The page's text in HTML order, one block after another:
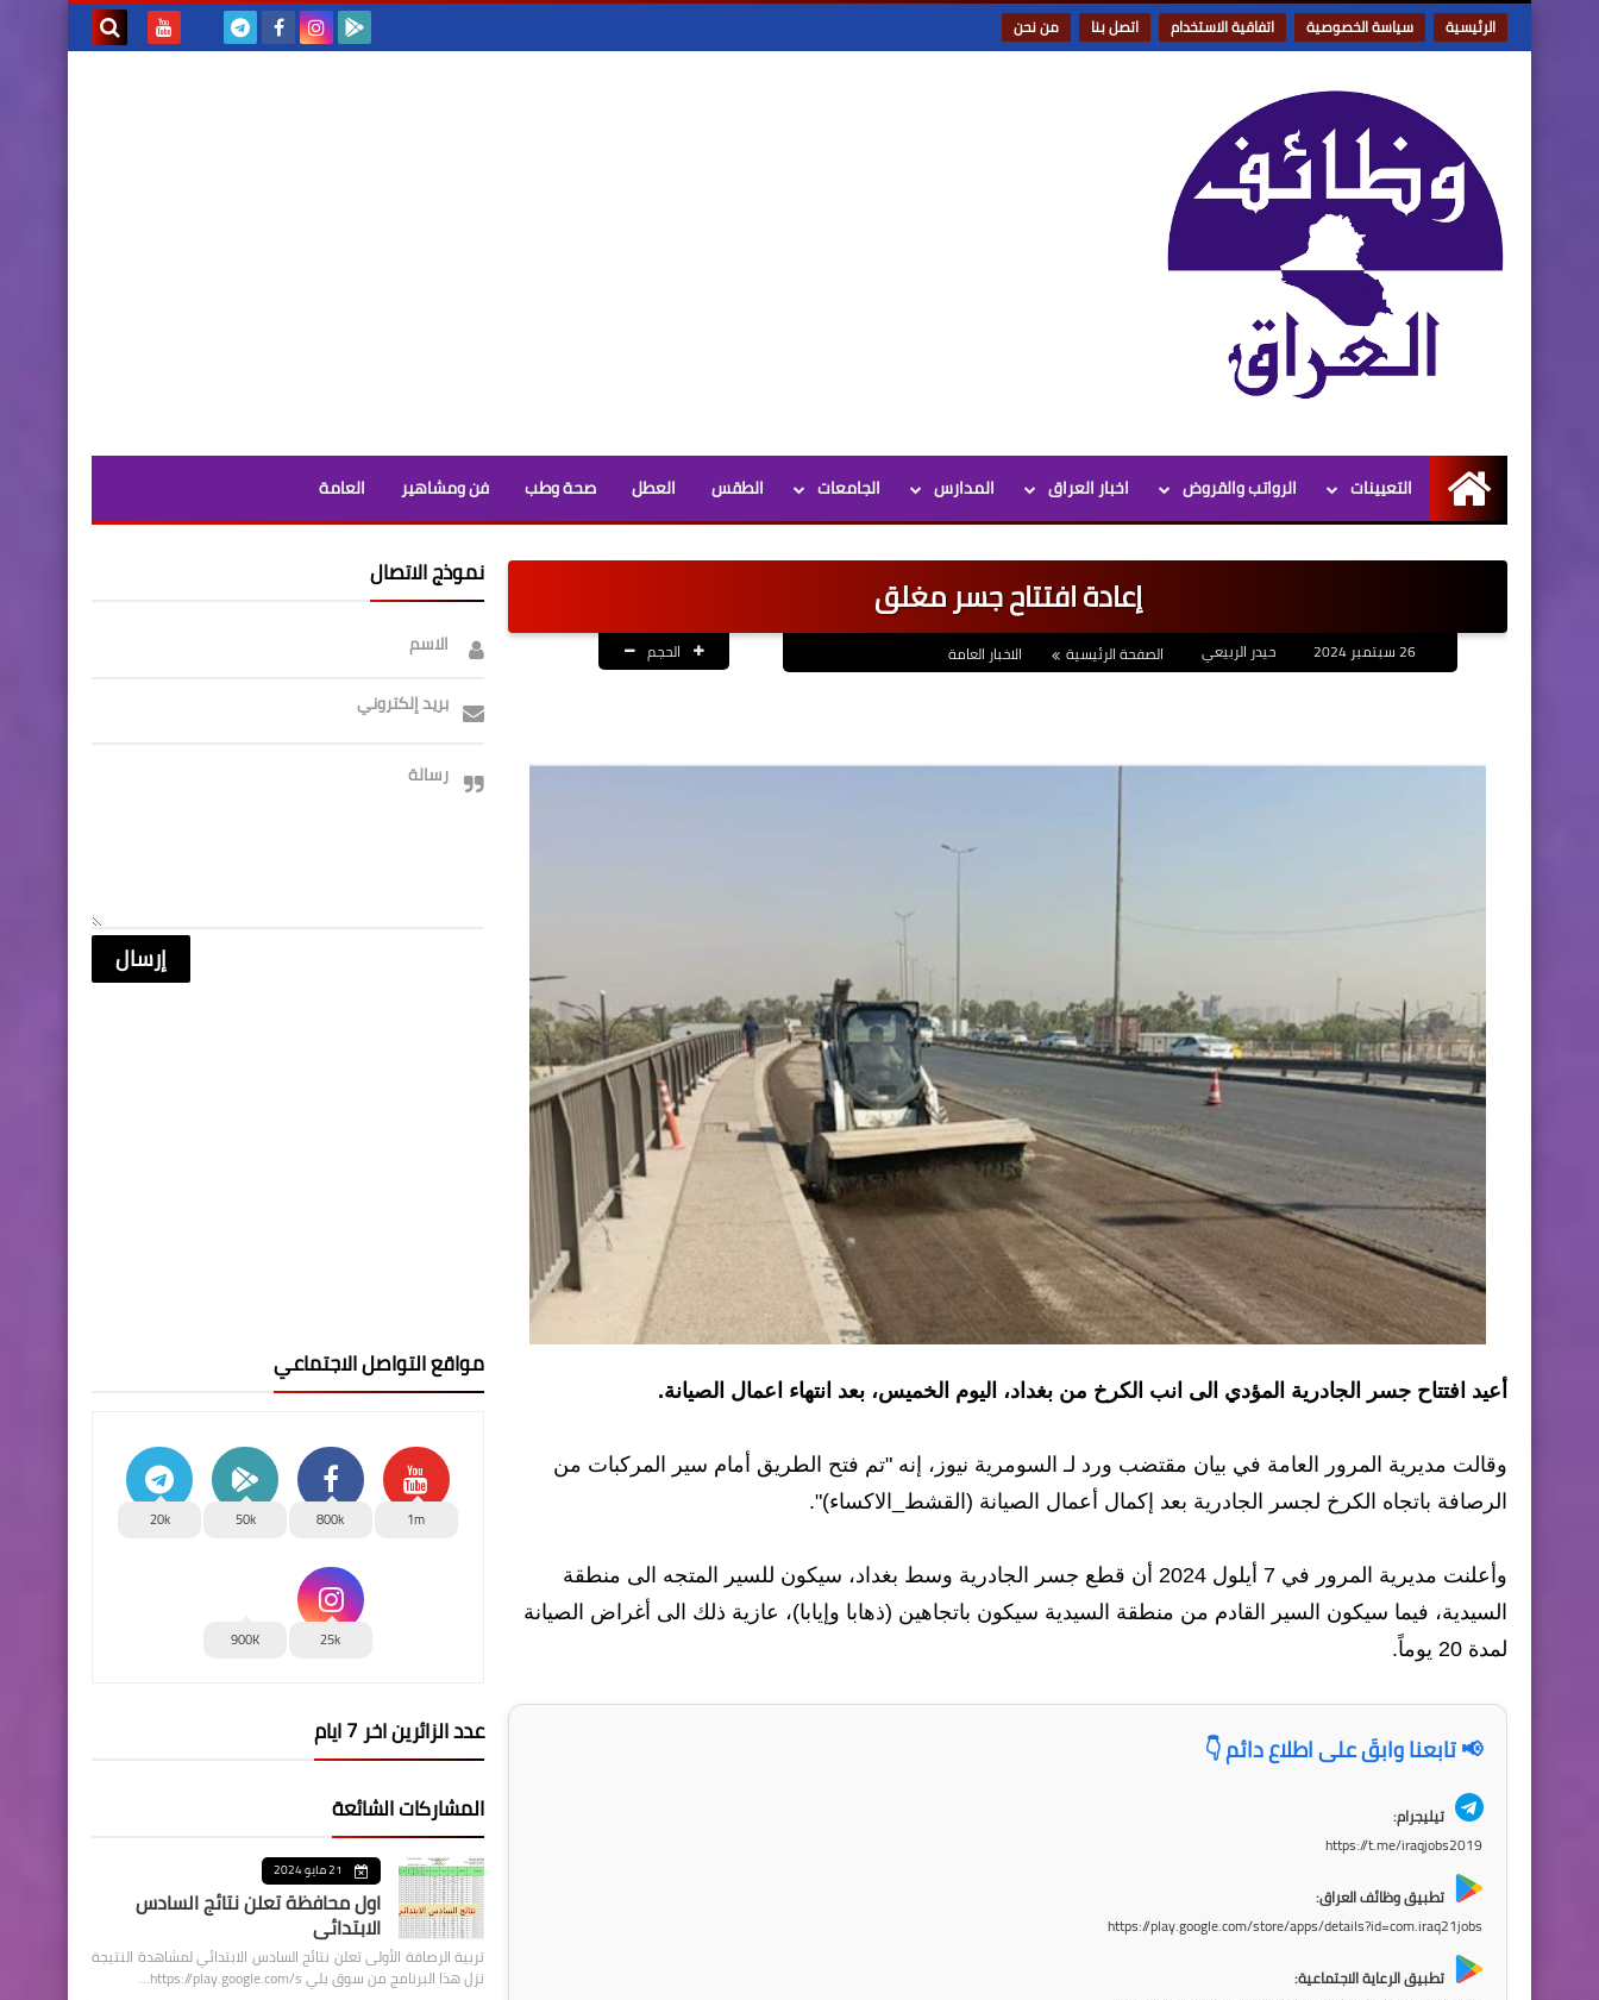
الرئيسية سياسة الخصوصية اتفاقية الاستخدام اتصل بنا من نحن
الرئيسية
التعيينات الرواتب والقروض اخبار العراق المدارس الجامعات الطقس العطل صحة وطب فن ومشاهير العامة
إعادة افتتاح جسر مغلق
حيدر الربيعي الصفحة الرئيسية الاخبار العامة الحجم
أعيد افتتاح جسر الجادرية المؤدي الى انب الكرخ من بغداد، اليوم الخميس، بعد انتهاء اعمال الصيانة.
وقالت مديرية المرور العامة في بيان مقتضب ورد لـ السومرية نيوز، إنه "تم فتح الطريق أمام سير المركبات من
الرصافة باتجاه الكرخ لجسر الجادرية بعد إكمال أعمال الصيانة (القشط_الاكساء)".
وأعلنت مديرية المرور في 7 أيلول 2024 أن قطع جسر الجادرية وسط بغداد، سيكون للسير المتجه الى منطقة
السيدية، فيما سيكون السير القادم من منطقة السيدية سيكون باتجاهين (ذهابا وإيابا)، عازية ذلك الى أغراض الصيانة
لمدة 20 يوماً.
📢 تابعنا وابقَ على اطلاع دائم 👇
تيليجرام:
https://t.me/iraqjobs2019
تطبيق وظائف العراق:
https://play.google.com/store/apps/details?id=com.iraq21jobs
تطبيق الرعاية الاجتماعية:
نموذج الاتصال
الاسم
بريد إلكتروني
رسالة
مواقع التواصل الاجتماعي
1m
800k
50k
20k
25k
900K
عدد الزائرين اخر 7 ايام
المشاركات الشائعة
21 مايو 2024
اول محافظة تعلن نتائج السادس
الابتدائي
تربية الرصافة الأولى تعلن نتائج السادس الابتدائي لمشاهدة النتيجة
نزل هذا البرنامج من سوق بلي https://play.google.com/s…